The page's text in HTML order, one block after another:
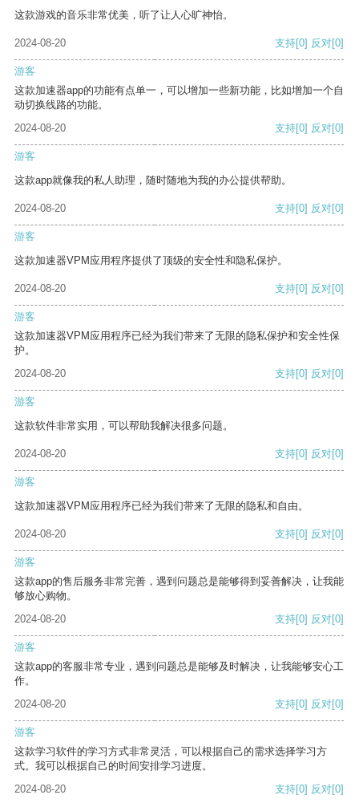
这款游戏的音乐非常优美，听了让人心旷神怡。
2024-08-20 支持[0] 反对[0]
游客
这款加速器app的功能有点单一，可以增加一些新功能，比如增加一个自
动切换线路的功能。
2024-08-20
支持[0] 反对[0]
游客
这款app就像我的私人助理，随时随地为我的办公提供帮助。
2024-08-20 支持[0] 反对[0]
游客
这款加速器VPM应用程序提供了顶级的安全性和隐私保护。
2024-08-20 支持[0] 反对[0]
游客
这款加速器VPM应用程序已经为我们带来了无限的隐私保护和安全性保
护。
2024-08-20
支持[0] 反对[0]
游客
这款软件非常实用，可以帮助我解决很多问题。
2024-08-20 支持[0] 反对[0]
游客
这款加速器VPM应用程序已经为我们带来了无限的隐私和自由。
2024-08-20 支持[0] 反对[0]
游客
这款app的售后服务非常完善，遇到问题总是能够得到妥善解决，让我能
够放心购物。
2024-08-20
支持[0] 反对[0]
游客
这款app的客服非常专业，遇到问题总是能够及时解决，让我能够安心工
作。
2024-08-20
支持[0] 反对[0]
游客
这款学习软件的学习方式非常灵活，可以根据自己的需求选择学习方
式。我可以根据自己的时间安排学习进度。
2024-08-20
支持[0] 反对[0]